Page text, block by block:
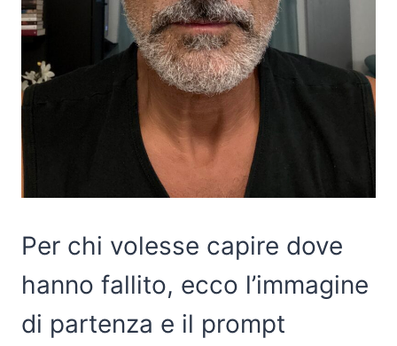
Per chi volesse capire dove
hanno fallito, ecco l’immagine
di partenza e il prompt